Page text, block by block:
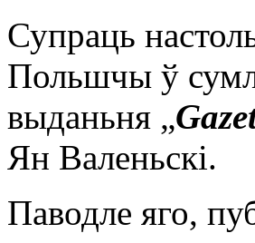
Супраць
Польшчы ў
выданьня „
Ян Валеньскі.
Паводле яго,